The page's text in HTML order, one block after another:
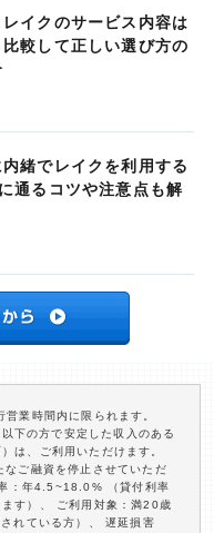
イクのサービス内容は
較して正しい選び方の
緒でレイクを利用する
通るコツや注意点も解
業時間内に限られます。
下の方で安定した収入のある
は、ご利用いただけます。
ご融資を停止させていただ
：年4.5~18.0% （貸付利率
す）、 ご利用対象：満20歳
れている方）、 遅延損害